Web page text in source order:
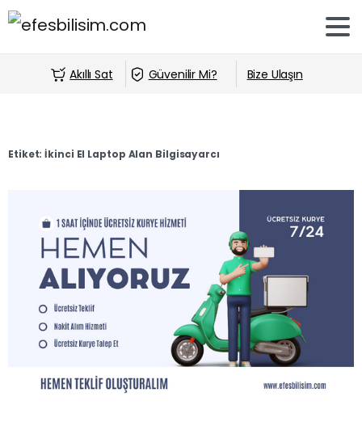
Akıllı Sat Güvenilir Mi? Bize Ulaşın
Etiket:İkinci El Laptop Alan Bilgisayarcı